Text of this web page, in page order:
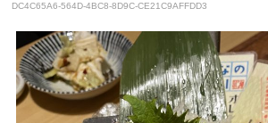
DC4C65A6-564D-4BC8-8D9C-CE21C9AFFDD3